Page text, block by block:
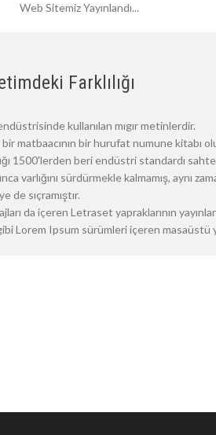
Web Sitemiz Yayınlandı...
Farklılığı
kullanılan mıgır metinlerdir.
matbaacının bir hurufat numune kitabı
1500'lerden beri endüstri standardı
varlığını sürdürmekle kalmamış, aynı
de sıçramıştır.
da içeren Letraset yapraklarının
Lorem Ipsum sürümleri içeren masaüstü